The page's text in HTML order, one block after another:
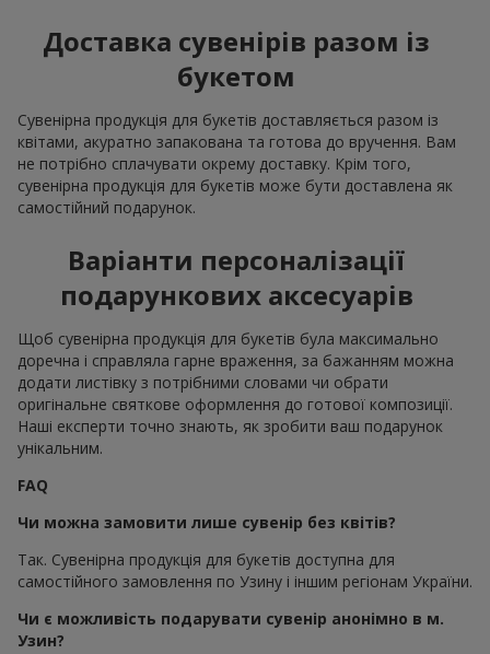
Доставка сувенірів разом із
букетом
Сувенірна продукція для букетів доставляється разом із
квітами, акуратно запакована та готова до вручення. Вам
не потрібно сплачувати окрему доставку. Крім того,
сувенірна продукція для букетів може бути доставлена як
самостійний подарунок.
Варіанти персоналізації
подарункових аксесуарів
Щоб сувенірна продукція для букетів була максимально
доречна і справляла гарне враження, за бажанням можна
додати листівку з потрібними словами чи обрати
оригінальне святкове оформлення до готової композиції.
Наші експерти точно знають, як зробити ваш подарунок
унікальним.
FAQ
Чи можна замовити лише сувенір без квітів?
Так. Сувенірна продукція для букетів доступна для
самостійного замовлення по Узину і іншим регіонам України.
Чи є можливість подарувати сувенір анонімно в м.
Узин?